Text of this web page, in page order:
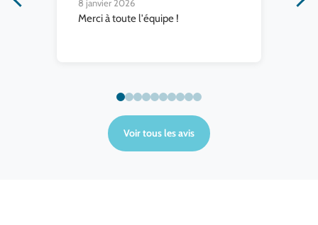
8 janvier 2026
Merci à toute l'équipe !
31
Voir tous les avis